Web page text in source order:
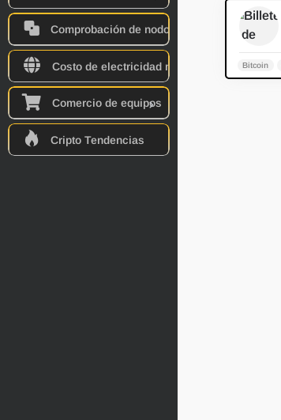
Comprobación de nodo
Costo de electricidad mundial
Comercio de equipos
Cripto Tendencias
Bitcoin